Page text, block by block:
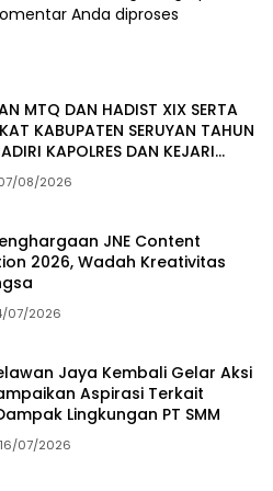
Anda diproses
MTQ DAN HADIST XIX SERTA
KABUPATEN SERUYAN TAHUN
KAPOLRES DAN KEJARI
08/2026
JNE Content
2026, Wadah Kreativitas
07/2026
Jaya Kembali Gelar Aksi
Aspirasi Terkait
Lingkungan PT SMM
16/07/2026